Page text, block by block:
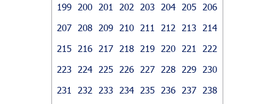
199
200 201 202 203 204 205
206
207
208 209 210 211 212 213
214
215
216 217 218 219 220 221
222
223
224 225 226 227 228 229
230
231
232 233 234 235 236 237
238